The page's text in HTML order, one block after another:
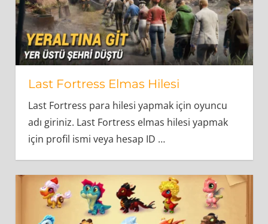
Last Fortress Elmas Hilesi
Last Fortress para hilesi yapmak için oyuncu
adı giriniz. Last Fortress elmas hilesi yapmak
için profil ismi veya hesap ID …